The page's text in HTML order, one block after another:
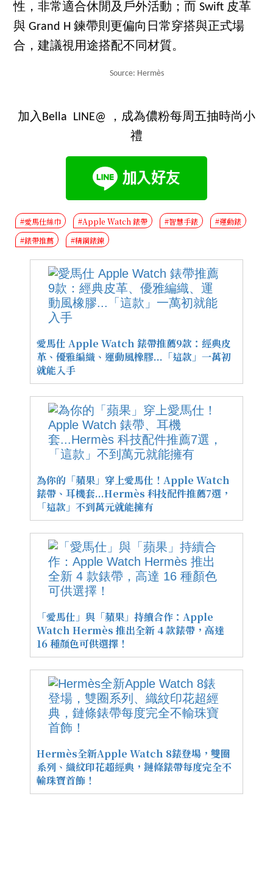
性，非常適合休閒及戶外活動；而 Swift 皮革
與 Grand H 鍊帶則更偏向日常穿搭與正式場
合，建議視用途搭配不同材質。
Source: Hermès
加入Bella LINE@ ，成為儂粉每周五抽時尚小
禮
#愛馬仕絲巾 #Apple Watch 錶帶 #智慧手錶
#運動錶
#錶帶推薦
#精鋼錶鍊
愛馬仕 Apple Watch 錶帶推薦9款：經典皮
革、優雅編織、運動風橡膠...「這款」一萬初
就能入手
為你的「蘋果」穿上愛馬仕！Apple Watch
錶帶、耳機套...Hermès 科技配件推薦7選，
「這款」不到萬元就能擁有
「愛馬仕」與「蘋果」持續合作：Apple
Watch Hermès 推出全新 4 款錶帶，高達
16 種顏色可供選擇！
Hermès全新Apple Watch 8錶登場，雙圈
系列、織紋印花超經典，鏈條錶帶每度完全不
輸珠寶首飾！